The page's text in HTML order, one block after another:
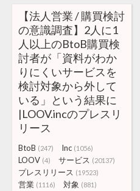
【法人営業 / 購買検討
の意識調査】2人に1
人以上のBtoB購買検
討者が「資料がわか
りにくいサービスを
検討対象から外して
いる」という結果に
|LOOV.incのプレスリ
リース
BtoB (247) Inc (1056)
LOOV (4) サービス (20137)
プレスリリース (19523)
営業 (1116) 対象 (881)